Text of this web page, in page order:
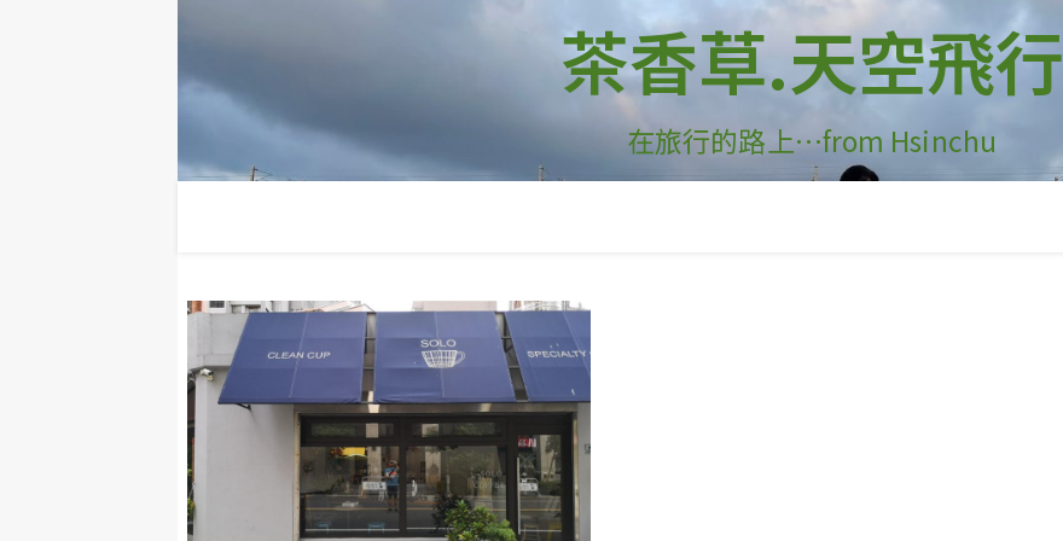
茶香草.天空飛行
在旅行的路上…from Hsinchu